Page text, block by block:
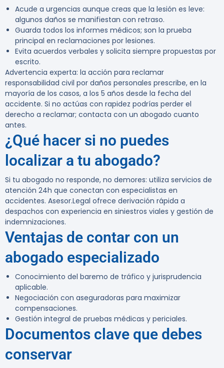
Acude a urgencias aunque creas que la lesión es leve:
algunos daños se manifiestan con retraso.
Guarda todos los informes médicos; son la prueba
principal en reclamaciones por lesiones.
Evita acuerdos verbales y solicita siempre propuestas por
escrito.
Advertencia experta: la acción para reclamar
responsabilidad civil por daños personales prescribe, en la
mayoría de los casos, a los 5 años desde la fecha del
accidente. Si no actúas con rapidez podrías perder el
derecho a reclamar; contacta con un abogado cuanto
antes.
¿Qué hacer si no puedes
localizar a tu abogado?
Si tu abogado no responde, no demores: utiliza servicios de
atención 24h que conectan con especialistas en
accidentes. Asesor.Legal ofrece derivación rápida a
despachos con experiencia en siniestros viales y gestión de
indemnizaciones.
Ventajas de contar con un
abogado especializado
Conocimiento del baremo de tráfico y jurisprudencia
aplicable.
Negociación con aseguradoras para maximizar
compensaciones.
Gestión integral de pruebas médicas y periciales.
Documentos clave que debes
conservar